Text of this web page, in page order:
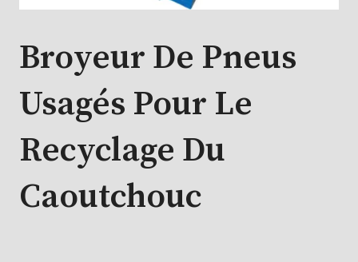
Broyeur De Pneus
Usagés Pour Le
Recyclage Du
Caoutchouc